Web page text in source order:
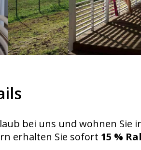
bei uns und wohnen Sie
erhalten Sie sofort 15 %